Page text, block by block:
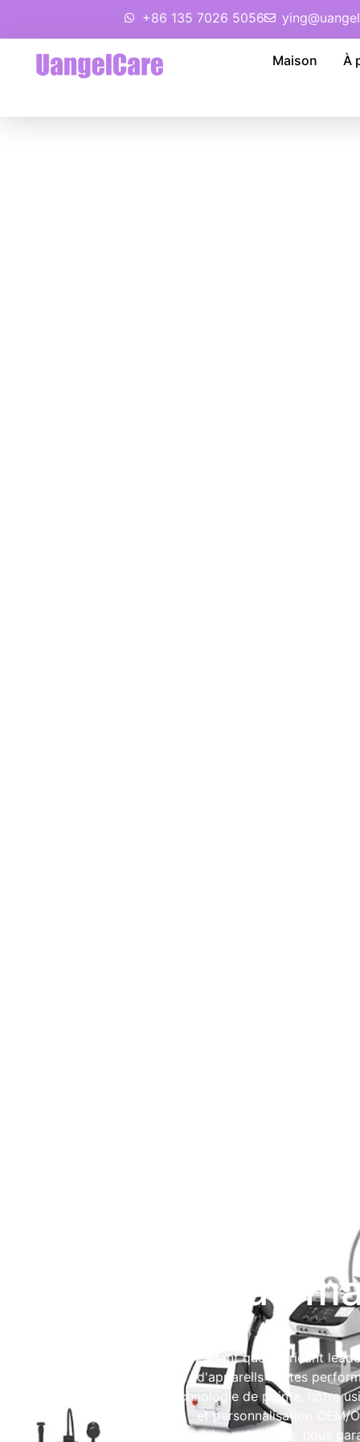
+86 135 7026 5056
Maison À
Fabricant de
En tant que fabricant
d'appareils hautes
technologie de pointe, notre
et personnalisation OEM/
remodelage du corps, nous